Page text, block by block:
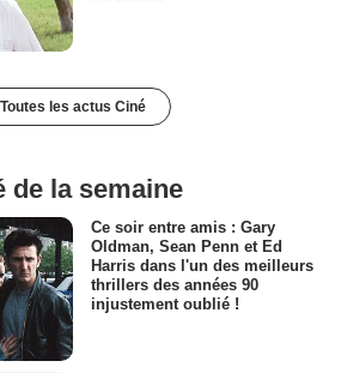
Toutes les actus Ciné
de la semaine
Ce soir entre amis : Gary
Oldman, Sean Penn et Ed
Harris dans l'un des meilleurs
thrillers des années 90
injustement oublié !